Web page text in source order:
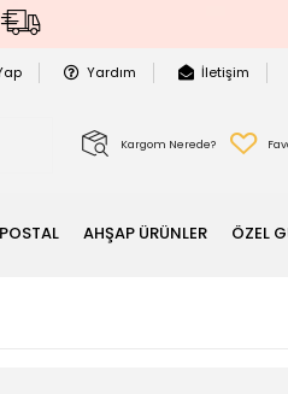
Yardım İletişim
Kargom Nerede?
AHŞAP ÜRÜNLER ÖZEL